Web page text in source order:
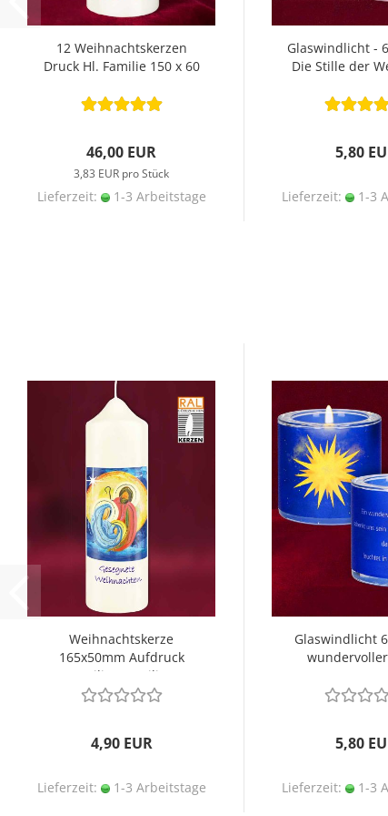
12 Weihnachtskerzen
Druck Hl. Familie 150 x 60
46,00 EUR
3,83 EUR pro Stück
Lieferzeit: 1-3 Arbeitstage
Glaswindlicht -
Die Stille der
5,80
Lieferzeit: 1-3
Weihnachtskerze
165x50mm Aufdruck
Heilige Familie
4,90 EUR
Lieferzeit: 1-3 Arbeitstage
Glaswindlicht
5,80
Lieferzeit: 1-3